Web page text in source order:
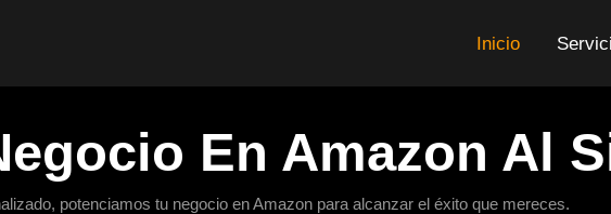
Inicio
En Amazon Al
potenciamos tu negocio en Amazon para alcanzar el éxito que mereces.